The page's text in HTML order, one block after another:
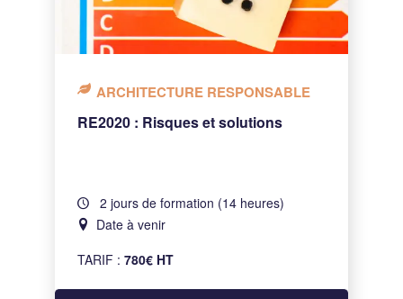
ARCHITECTURE RESPONSABLE
RE2020 : Risques et solutions
2 jours de formation (14 heures)
Date à venir
TARIF :780€ HT